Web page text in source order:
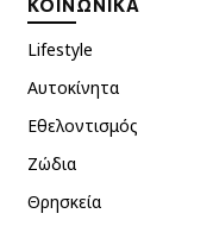
ΚΟΙΝΩΝΙΚΑ
Lifestyle
Αυτοκίνητα
Εθελοντισμός
Ζώδια
Θρησκεία